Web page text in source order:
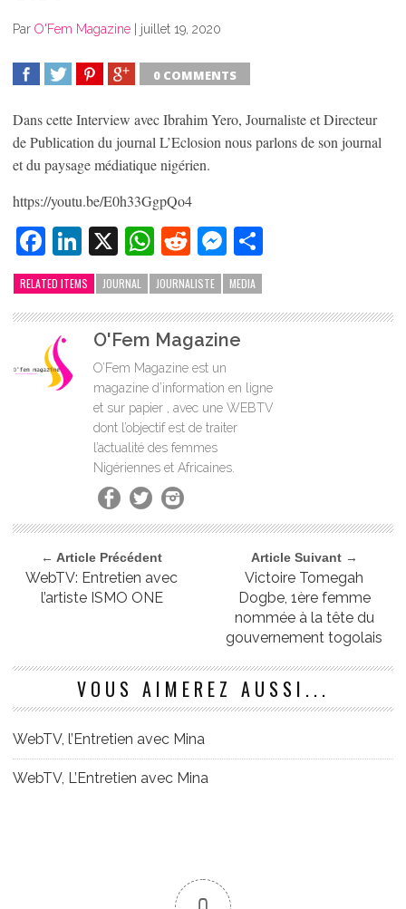
Par O'Fem Magazine | juillet 19, 2020
0 COMMENTS
Dans cette Interview avec Ibrahim Yero, Journaliste et Directeur
de Publication du journal L’Eclosion nous parlons de son journal
et du paysage médiatique nigérien.
https://youtu.be/E0h33GgpQo4
Facebook
LinkedIn
X WhatsApp
RedditMessenger
RELATED ITEMS JOURNAL JOURNALISTE MEDIA
O'Fem Magazine
O’Fem Magazine est un
magazine d’information en ligne
et sur papier , avec une WEBTV
dont l’objectif est de traiter
l’actualité des femmes
Nigériennes et Africaines.
← Article Précédent
WebTV: Entretien avec
l’artiste ISMO ONE
Article Suivant →
Victoire Tomegah
Dogbe, 1ère femme
nommée à la tête du
gouvernement togolais
VOUS AIMEREZ AUSSI...
WebTV, l’Entretien avec Mina
WebTV, L’Entretien avec Mina